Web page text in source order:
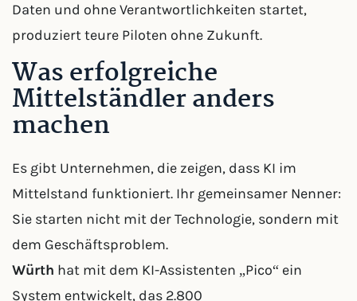
Daten und ohne Verantwortlichkeiten startet,
produziert teure Piloten ohne Zukunft.
Was erfolgreiche
Mittelständler anders
machen
Es gibt Unternehmen, die zeigen, dass KI im
Mittelstand funktioniert. Ihr gemeinsamer Nenner:
Sie starten nicht mit der Technologie, sondern mit
dem Geschäftsproblem.
Würth hat mit dem KI-Assistenten „Pico“ ein
System entwickelt, das 2.800